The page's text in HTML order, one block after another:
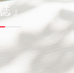
誌』